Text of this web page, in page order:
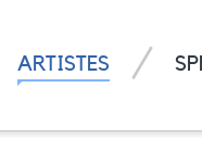
ARTISTES